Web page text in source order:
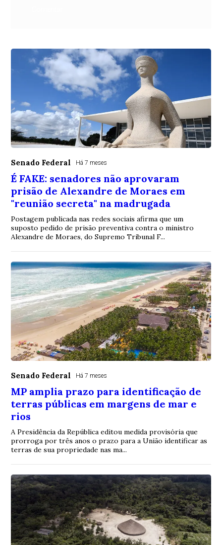
Senado Federal Há 7 meses
É FAKE: senadores não aprovaram
prisão de Alexandre de Moraes em
"reunião secreta" na madrugada
Postagem publicada nas redes sociais afirma que um
suposto pedido de prisão preventiva contra o ministro
Alexandre de Moraes, do Supremo Tribunal F...
Senado Federal Há 7 meses
MP amplia prazo para identificação de
terras públicas em margens de mar e
rios
A Presidência da República editou medida provisória que
prorroga por três anos o prazo para a União identificar as
terras de sua propriedade nas ma...